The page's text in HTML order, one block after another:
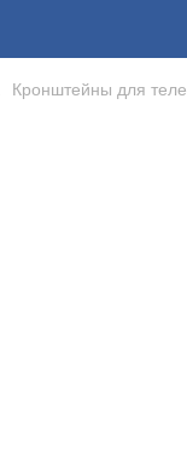
Кронштейны для